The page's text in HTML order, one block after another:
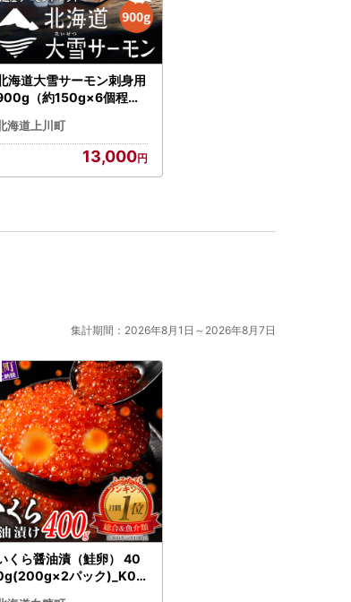
海道大雪サーモン刺身用
（約150g×6個程度
海道上川町
13,000
集計期間：2026年8月1日～2026年8月7日
くら醤油漬（鮭卵） 40
パック)_K02